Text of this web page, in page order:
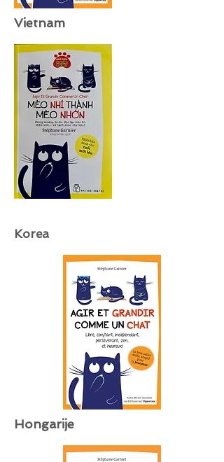
Vietnam
Korea
Hongarije